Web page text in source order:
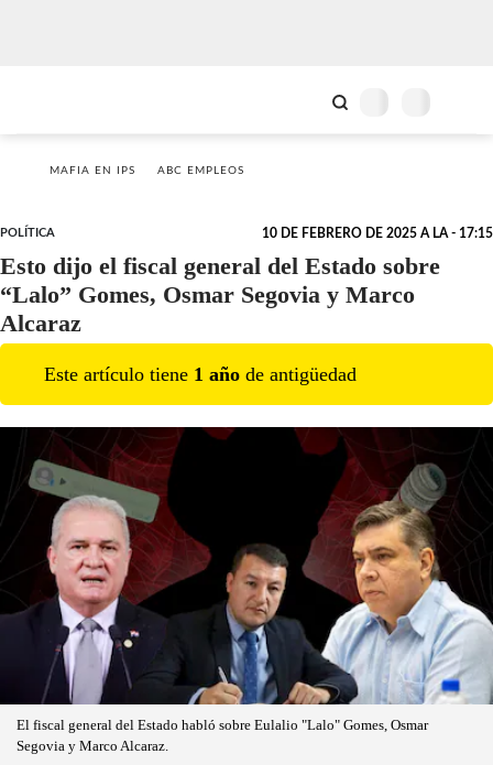
MAFIA EN IPS ABC EMPLEOS
POLÍTICA 10 DE FEBRERO DE 2025 A LA - 17:15
Esto dijo el fiscal general del Estado sobre
“Lalo” Gomes, Osmar Segovia y Marco
Alcaraz
Este artículo tiene 1 año de antigüedad
El fiscal general del Estado habló sobre Eulalio "Lalo" Gomes, Osmar
Segovia y Marco Alcaraz.